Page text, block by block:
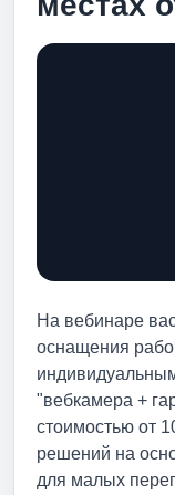
На вебинаре
оснащения
"вебкамера +
стоимостью от
решений на
для малых